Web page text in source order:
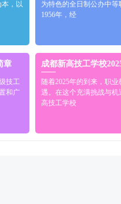
，以
为特色的全日制公办中
1956年，经
章
技工
和广
成都新高技工学校
随着2025年的到来，职
遇。在这个充满挑战与
高技工学校